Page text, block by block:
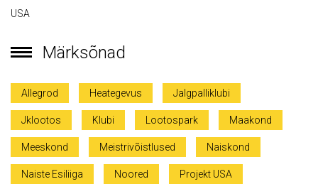
USA
Märksõnad
Allegrod Heategevus Jalgpalliklubi
Jklootos Klubi Lootospark Maakond
Meeskond Meistrivõistlused Naiskond
Naiste Esiliiga Noored Projekt USA